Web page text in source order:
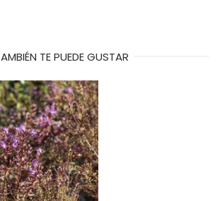
TE PUEDE GUSTAR